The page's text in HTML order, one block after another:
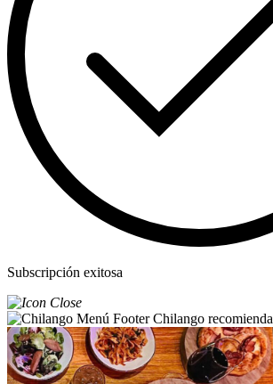
Subscripción exitosa
Chilango recomienda